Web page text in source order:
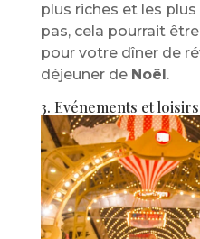
plus riches et les plus
pas, cela pourrait
pour votre dîner de
déjeuner de Noël .
3. Evénements et loisirs